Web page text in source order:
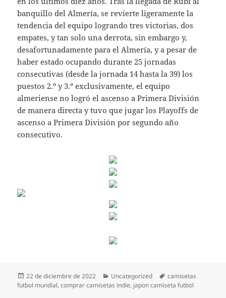
banquillo del Almería, se revierte ligeramente la
tendencia del equipo logrando tres victorias, dos
empates, y tan solo una derrota, sin embargo y,
desafortunadamente para el Almería, y a pesar de
haber estado ocupando durante 25 jornadas
consecutivas (desde la jornada 14 hasta la 39) los
puestos 2.º y 3.º exclusivamente, el equipo
almeriense no logró el ascenso a Primera División
de manera directa y tuvo que jugar los Playoffs de
ascenso a Primera División por segundo año
consecutivo.
Publicado
el
22 de diciembre de 2022 Categorías
Uncategorized Etiquetas
camisetas
futbol mundial,comprar camisetas indie, japon camiseta futbol